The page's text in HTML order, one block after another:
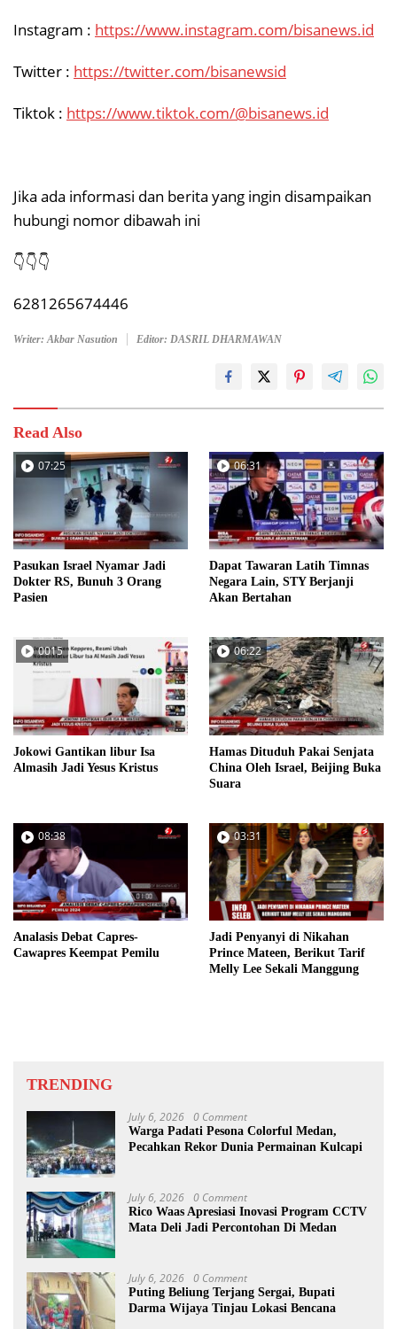
Instagram : https://www.instagram.com/bisanews.id
Twitter : https://twitter.com/bisanewsid
Tiktok : https://www.tiktok.com/@bisanews.id
Jika ada informasi dan berita yang ingin disampaikan
hubungi nomor dibawah ini
👇👇👇
6281265674446
Writer: Akbar Nasution Editor: DASRIL DHARMAWAN
Read Also
07:25
Pasukan Israel Nyamar Jadi
Dokter RS, Bunuh 3 Orang
Pasien
06:31
Dapat Tawaran Latih Timnas
Negara Lain, STY Berjanji
Akan Bertahan
0015
Jokowi Gantikan libur Isa
Almasih Jadi Yesus Kristus
06:22
Hamas Dituduh Pakai Senjata
China Oleh Israel, Beijing Buka
Suara
08:38
Analasis Debat Capres-
Cawapres Keempat Pemilu
03:31
Jadi Penyanyi di Nikahan
Prince Mateen, Berikut Tarif
Melly Lee Sekali Manggung
TRENDING
July 6, 2026 0 Comment
Warga Padati Pesona Colorful Medan,
Pecahkan Rekor Dunia Permainan Kulcapi
July 6, 2026 0 Comment
Rico Waas Apresiasi Inovasi Program CCTV
Mata Deli Jadi Percontohan Di Medan
July 6, 2026 0 Comment
Puting Beliung Terjang Sergai, Bupati
Darma Wijaya Tinjau Lokasi Bencana